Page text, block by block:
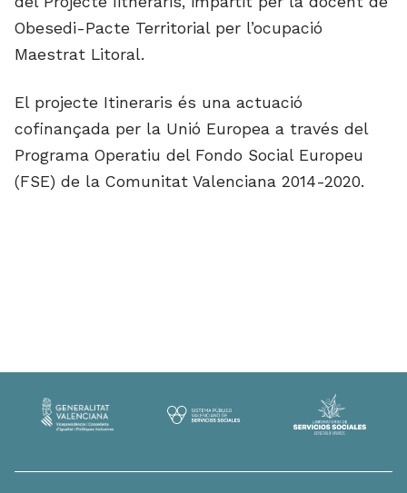
Obesedi-Pacte Territorial per l’ocupació
Maestrat Litoral.
El projecte Itineraris és una actuació
cofinançada per la Unió Europea a través del
Programa Operatiu del Fondo Social Europeu
(FSE) de la Comunitat Valenciana 2014-2020.